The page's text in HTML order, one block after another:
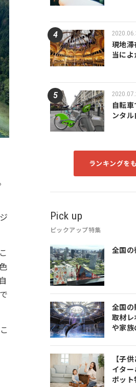
現地
当に
自転
ンタ
ランキングを
Pick up
ピックアップ特集
全国
全国
取材
や家
【子
イタ
ポット